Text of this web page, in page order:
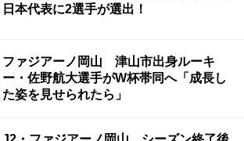
日本代表に2選手が選出！
ファジアーノ岡山 津山市出身ルーキ
ー・佐野航大選手がW杯帯同へ「成長し
た姿を見せられたら」